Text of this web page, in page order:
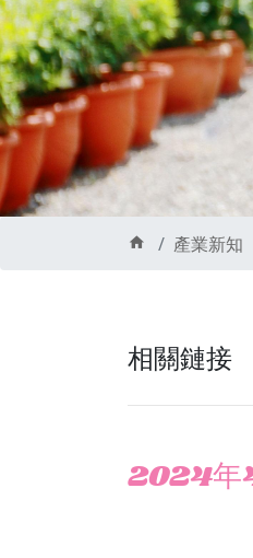
產業新知
相關鏈接
2024年